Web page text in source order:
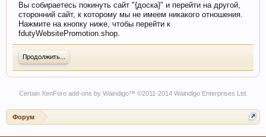
Вы собираетесь покинуть сайт "{доска}" и перейти на другой,
сторонний сайт, к которому мы не имеем никакого отношения.
Нажмите на кнопку ниже, чтобы перейти к
fdutyWebsitePromotion.shop.
Продолжить...
Certain XenForo add-ons by Waindigo™ ©2011-2014 Waindigo Enterprises Ltd.
Форум